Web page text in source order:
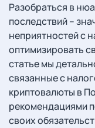
Разобраться в
последствий –
неприятностей с
оптимизировать
статье мы
связанные с
криптовалюты в
рекомендациями
своих